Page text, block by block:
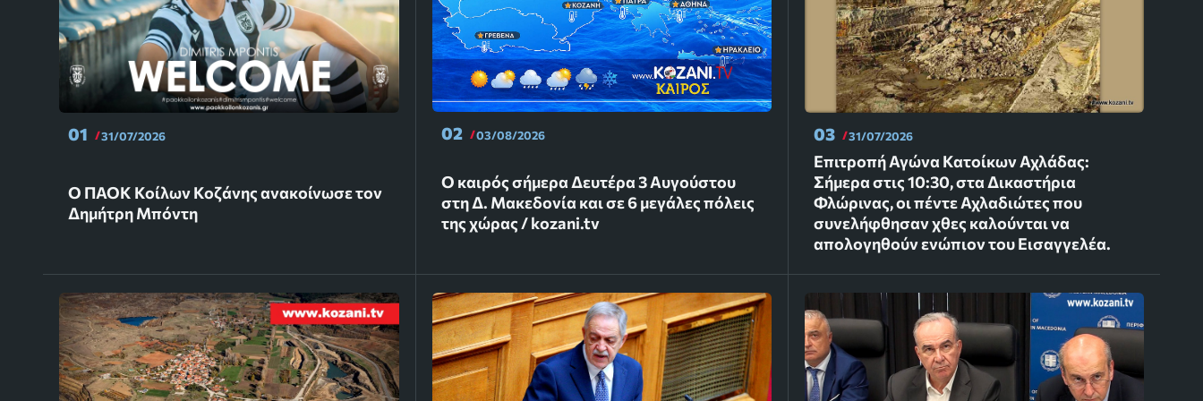
01 31/07/2026
Ο ΠΑΟΚ Κοίλων Κοζάνης ανακοίνωσε τον
Δημήτρη Μπόντη
02 03/08/2026
Ο καιρός σήμερα Δευτέρα 3 Αυγούστου
στη Δ. Μακεδονία και σε 6 μεγάλες πόλεις
της χώρας / kozani.tv
03 31/07/2026
Επιτροπή Αγώνα Κατοίκων Αχλάδας:
Σήμερα στις 10:30, στα Δικαστήρια
Φλώρινας, οι πέντε Αχλαδιώτες που
συνελήφθησαν χθες καλούνται να
απολογηθούν ενώπιον του Εισαγγελέα.